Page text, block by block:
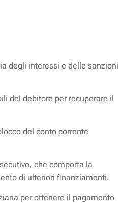
degli interessi e delle sanzioni
del debitore per recuperare il
del conto corrente
che comporta la
di ulteriori finanziamenti.
per ottenere il pagamento